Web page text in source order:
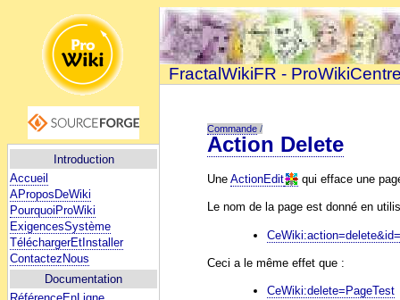
Introduction
Accueil
AProposDeWiki
PourquoiProWiki
ExigencesSystème
TéléchargerEtInstaller
ContactezNous
Documentation
FractalWikiFR -
Commande /
Action Delete
UneActionEdit qui efface une
Le nom de la page est donné en
Ceci a le même effet que :
CeWiki:delete=PageTest